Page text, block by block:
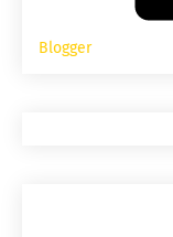
Blogger